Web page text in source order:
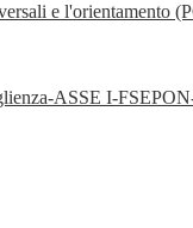
e
ASSE I-